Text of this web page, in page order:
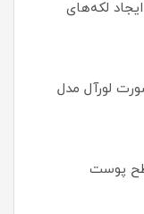
لکه‌های
لورآل مدل
پوست